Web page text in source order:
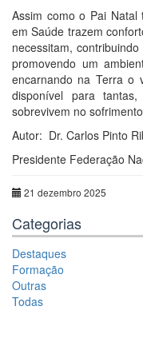
Assim como o Pai
em Saúde trazem
necessitam,
promovendo um
encarnando na Terra o
disponível para
sobrevivem no
Autor: Dr. Carlos Pinto
Presidente Federação
21 dezembro 2025
Categorias
Destaques
Formação
Outras
Todas